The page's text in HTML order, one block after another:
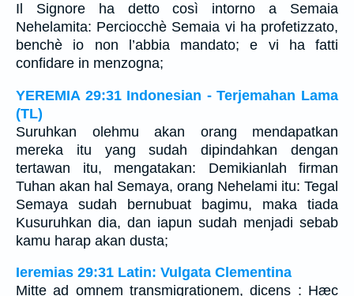
Il Signore ha detto così intorno a Semaia
Nehelamita: Perciocchè Semaia vi ha profetizzato,
benchè io non l’abbia mandato; e vi ha fatti
confidare in menzogna;
YEREMIA 29:31 Indonesian - Terjemahan Lama
(TL)
Suruhkan olehmu akan orang mendapatkan
mereka itu yang sudah dipindahkan dengan
tertawan itu, mengatakan: Demikianlah firman
Tuhan akan hal Semaya, orang Nehelami itu: Tegal
Semaya sudah bernubuat bagimu, maka tiada
Kusuruhkan dia, dan iapun sudah menjadi sebab
kamu harap akan dusta;
Ieremias 29:31 Latin: Vulgata Clementina
Mitte ad omnem transmigrationem, dicens : Hæc